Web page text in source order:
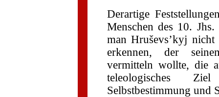
Derartige
Menschen des 10.
man Hruševs’kyj
erkennen, der
vermitteln wollte, die
teleologisches
Selbstbestimmung und